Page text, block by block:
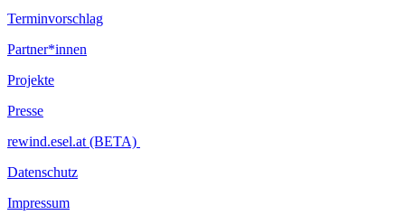
Terminvorschlag
Partner*innen
Projekte
Presse
rewind.esel.at (BETA)
Datenschutz
Impressum